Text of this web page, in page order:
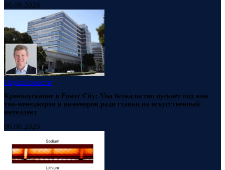
06.08.2026
НаукаНовости
Кровопускание в Foster City: Visa безжалостно пускает под нож
топ-менеджеров и инженеров ради ставки на искусственный
интеллект
06.08.2026